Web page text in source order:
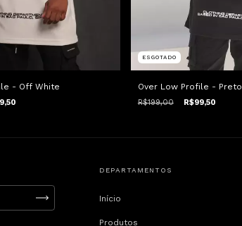
- Off White
ESGOTADO
Over Low Profile - Preto
R$199,00 R$99,50
DEPARTAMENTOS
Início
Produtos